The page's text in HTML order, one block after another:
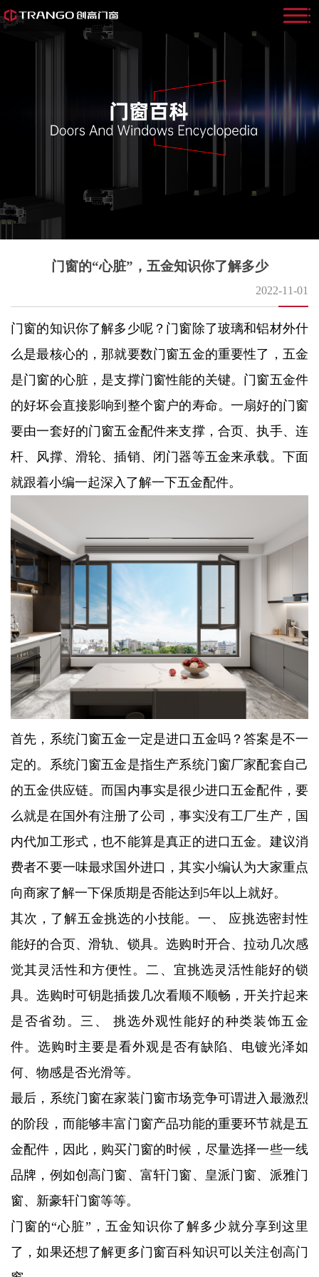
门窗的“心脏”，五金知识你了解多少
2022-11-01
门窗的知识你了解多少呢？门窗除了玻璃和铝材外什
么是最核心的，那就要数门窗五金的重要性了，五金
是门窗的心脏，是支撑门窗性能的关键。门窗五金件
的好坏会直接影响到整个窗户的寿命。一扇好的门窗
要由一套好的门窗五金配件来支撑，合页、执手、连
杆、风撑、滑轮、插销、闭门器等五金来承载。下面
就跟着小编一起深入了解一下五金配件。
首先，系统门窗五金一定是进口五金吗？答案是不一
定的。系统门窗五金是指生产系统门窗厂家配套自己
的五金供应链。而国内事实是很少进口五金配件，要
么就是在国外有注册了公司，事实没有工厂生产，国
内代加工形式，也不能算是真正的进口五金。建议消
费者不要一味最求国外进口，其实小编认为大家重点
向商家了解一下保质期是否能达到5年以上就好。
其次，了解五金挑选的小技能。一、 应挑选密封性
能好的合页、滑轨、锁具。选购时开合、拉动几次感
觉其灵活性和方便性。二、宜挑选灵活性能好的锁
具。选购时可钥匙插拨几次看顺不顺畅，开关拧起来
是否省劲。三、 挑选外观性能好的种类装饰五金
件。选购时主要是看外观是否有缺陷、电镀光泽如
何、物感是否光滑等。
最后，系统门窗在家装门窗市场竞争可谓进入最激烈
的阶段，而能够丰富门窗产品功能的重要环节就是五
金配件，因此，购买门窗的时候，尽量选择一些一线
品牌，例如创高门窗、富轩门窗、皇派门窗、派雅门
窗、新豪轩门窗等等。
门窗的“心脏”，五金知识你了解多少就分享到这里
了，如果还想了解更多门窗百科知识可以关注创高门